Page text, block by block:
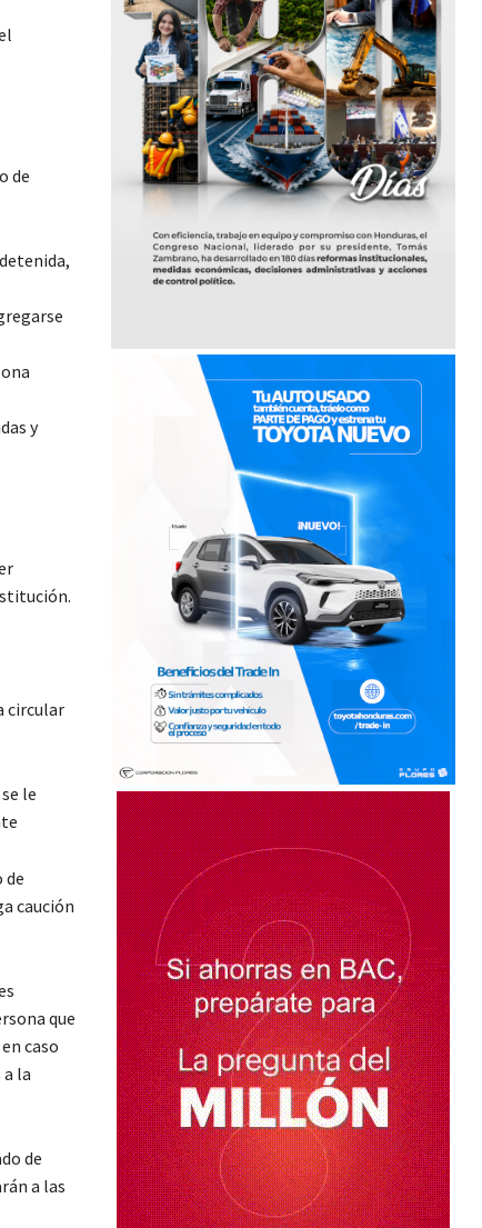
de
y
circular
le
de
caución
que
caso
la
de
a las